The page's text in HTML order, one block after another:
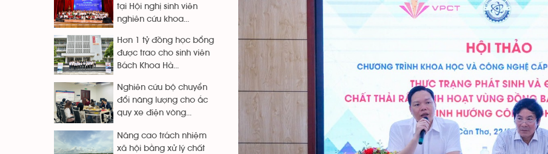
tại Hội nghị sinh viên
nghiên cứu khoa...
Hơn 1 tỷ đồng học bổng
được trao cho sinh viên
Bách Khoa Hà...
Nghiên cứu bộ chuyển
đổi năng lượng cho ắc
quy xe điện vòng...
Nâng cao trách nhiệm
xã hội bằng xử lý chất